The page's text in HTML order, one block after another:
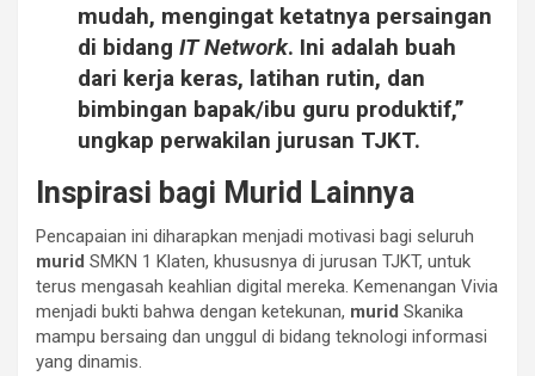
mudah, mengingat ketatnya persaingan
di bidang IT Network. Ini adalah buah
dari kerja keras, latihan rutin, dan
bimbingan bapak/ibu guru produktif,”
ungkap perwakilan jurusan TJKT.
Inspirasi bagi Murid Lainnya
Pencapaian ini diharapkan menjadi motivasi bagi seluruh
murid SMKN 1 Klaten, khususnya di jurusan TJKT, untuk
terus mengasah keahlian digital mereka. Kemenangan Vivia
menjadi bukti bahwa dengan ketekunan, murid Skanika
mampu bersaing dan unggul di bidang teknologi informasi
yang dinamis.